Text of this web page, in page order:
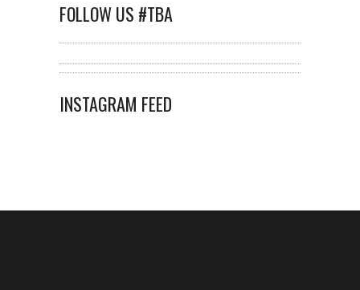
FOLLOW US #TBA
INSTAGRAM FEED